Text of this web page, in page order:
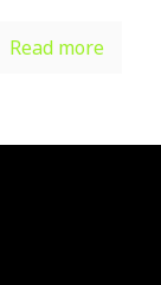
Read more